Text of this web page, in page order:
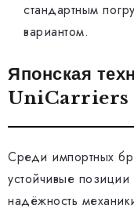
стандартным
вариантом.
Японская
UniCarriers
Среди импортных
устойчивые
надёжность